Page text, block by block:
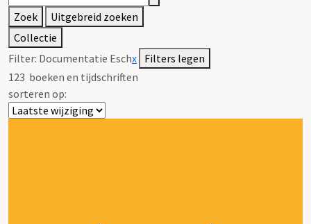
Zoek
Uitgebreid zoeken
Collectie
Filter: Documentatie Eschx Filters legen
123 boeken en tijdschriften
sorteren op: